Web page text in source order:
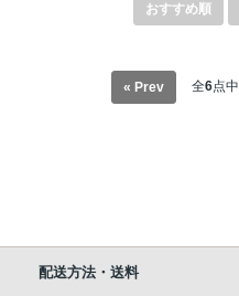
おすすめ順
« Prev 全6点中
配送方法・送料